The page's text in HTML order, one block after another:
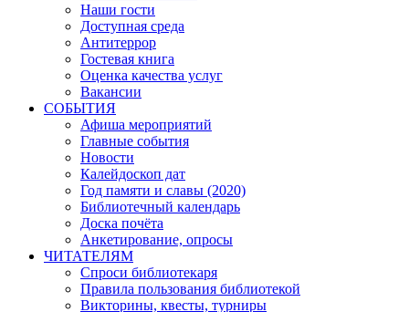
Наши гости
Доступная среда
Антитеррор
Гостевая книга
Оценка качества услуг
Вакансии
СОБЫТИЯ
Афиша мероприятий
Главные события
Новости
Калейдоскоп дат
Год памяти и славы (2020)
Библиотечный календарь
Доска почёта
Анкетирование, опросы
ЧИТАТЕЛЯМ
Спроси библиотекаря
Правила пользования библиотекой
Викторины, квесты, турниры